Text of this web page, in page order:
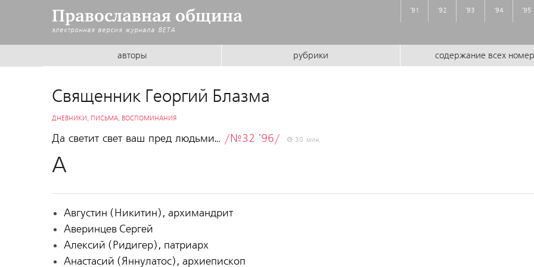
Православная община
электронная версия журнала BETA
'91 '92 '93 '94 '95
авторы рубрики содержание всех
Священник Георгий Блазма
ДНЕВНИКИ, ПИСЬМА, ВОСПОМИНАНИЯ
Да светит свет ваш пред людьми… /№32 '96/ 30 мин.
А
Августин (Никитин), архимандрит
Аверинцев Сергей
Алексий (Ридигер), патриарх
Анастасий (Яннулатос), архиепископ